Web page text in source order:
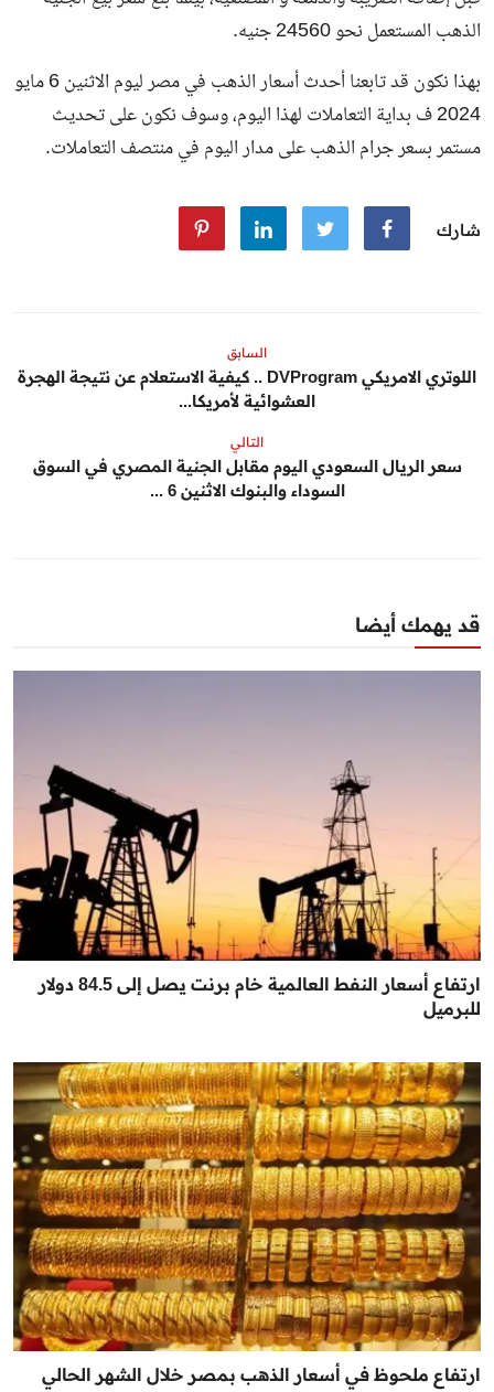
الذهب المستعمل نحو24560جنيه.
بهذا نكون قد تابعنا أحدث أسعار الذهب في مصر ليوم الاثنين 6 مايو
2024 ف بداية التعاملات لهذا اليوم، وسوف نكون على تحديث
مستمر بسعر جرام الذهب على مدار اليوم في منتصف التعاملات.
شارك
السابق
اللوتري الامريكي DVProgram .. كيفية الاستعلام عن نتيجة الهجرة
العشوائية لأمريكا...
التالي
سعر الريال السعودي اليوم مقابل الجنية المصري في السوق
السوداء والبنوك الاثنين 6 ...
قد يهمك أيضا
ارتفاع أسعار النفط العالمية خام برنت يصل إلى 84.5 دولار
للبرميل
ارتفاع ملحوظ في أسعار الذهب بمصر خلال الشهر الحالي